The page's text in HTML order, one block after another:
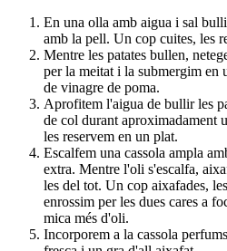
En una olla amb aigua i sal
amb la pell. Un cop cuites, les
Mentre les patates bullen,
per la meitat i la submergim en
de vinagre de poma.
Aprofitem l'aigua de bullir les
de col durant aproximadament
les reservem en un plat.
Escalfem una cassola ampla
extra. Mentre l'oli s'escalfa,
les del tot. Un cop aixafades,
enrossim per les dues cares a
mica més d'oli.
Incorporem a la cassola